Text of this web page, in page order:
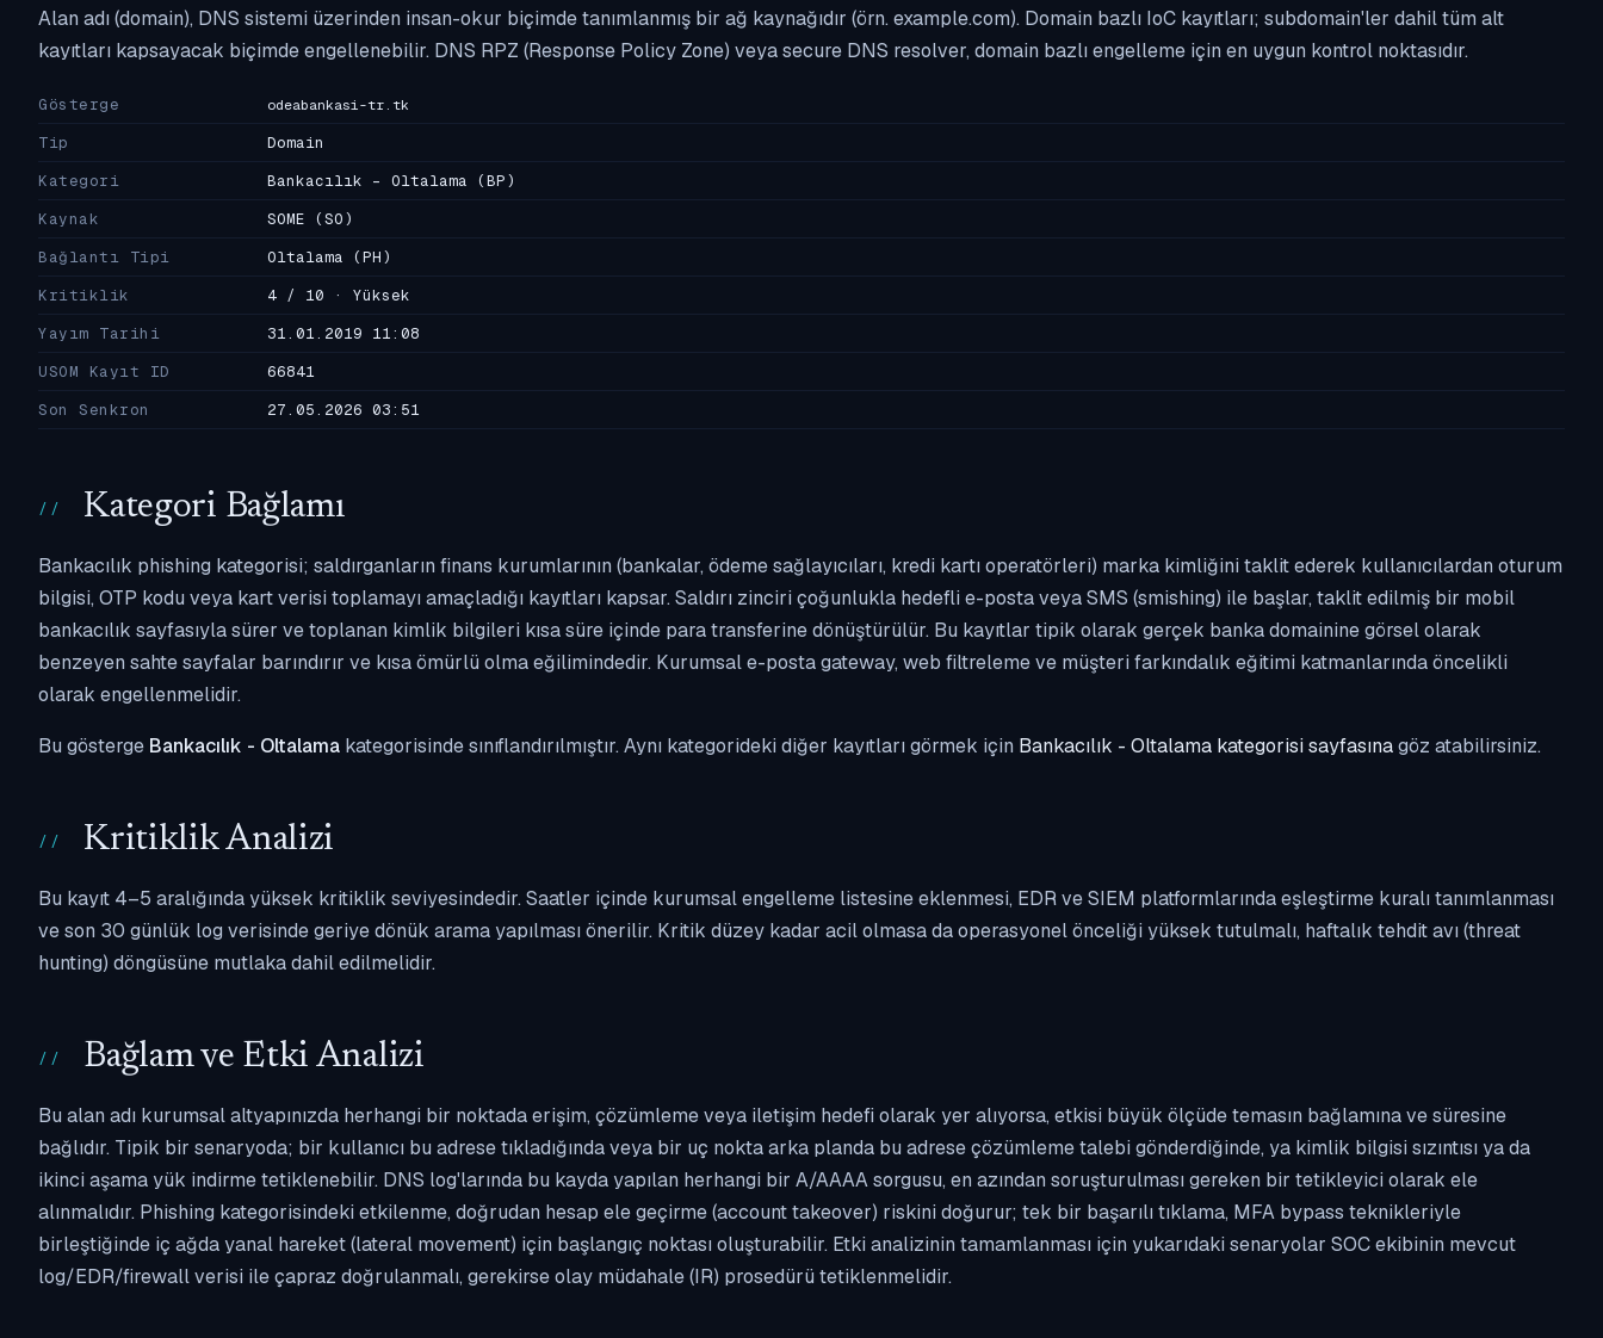
Alan adı (domain), DNS sistemi üzerinden insan-okur biçimde tanımlanmış bir ağ kaynağıdır (örn. example.com). Domain bazlı IoC kayıtları; subdomain'ler dahil tüm alt
kayıtları kapsayacak biçimde engellenebilir. DNS RPZ (Response Policy Zone) veya secure DNS resolver, domain bazlı engelleme için en uygun kontrol noktasıdır.
Gösterge odeabankasi-tr.tk
Tip
Domain
Kategori
Bankacılık - Oltalama (BP)
Kaynak
SOME (SO)
Bağlantı Tipi
Oltalama (PH)
Kritiklik
4 / 10 · Yüksek
Yayım Tarihi
31.01.2019 11:08
USOM Kayıt ID
66841
Son Senkron
27.05.2026 03:51
Kategori Bağlamı
Bankacılık phishing kategorisi; saldırganların finans kurumlarının (bankalar, ödeme sağlayıcıları, kredi kartı operatörleri) marka kimliğini taklit ederek kullanıcılardan oturum
bilgisi, OTP kodu veya kart verisi toplamayı amaçladığı kayıtları kapsar. Saldırı zinciri çoğunlukla hedefli e-posta veya SMS (smishing) ile başlar, taklit edilmiş bir mobil
bankacılık sayfasıyla sürer ve toplanan kimlik bilgileri kısa süre içinde para transferine dönüştürülür. Bu kayıtlar tipik olarak gerçek banka domainine görsel olarak
benzeyen sahte sayfalar barındırır ve kısa ömürlü olma eğilimindedir. Kurumsal e-posta gateway, web filtreleme ve müşteri farkındalık eğitimi katmanlarında öncelikli
olarak engellenmelidir.
Bu gösterge Bankacılık - Oltalama kategorisinde sınıflandırılmıştır. Aynı kategorideki diğer kayıtları görmek için Bankacılık - Oltalama kategorisi sayfasınagöz atabilirsiniz.
Kritiklik Analizi
Bu kayıt 4–5 aralığında yüksek kritiklik seviyesindedir. Saatler içinde kurumsal engelleme listesine eklenmesi, EDR ve SIEM platformlarında eşleştirme kuralı tanımlanması
ve son 30 günlük log verisinde geriye dönük arama yapılması önerilir. Kritik düzey kadar acil olmasa da operasyonel önceliği yüksek tutulmalı, haftalık tehdit avı (threat
hunting) döngüsüne mutlaka dahil edilmelidir.
Bağlam ve Etki Analizi
Bu alan adı kurumsal altyapınızda herhangi bir noktada erişim, çözümleme veya iletişim hedefi olarak yer alıyorsa, etkisi büyük ölçüde temasın bağlamına ve süresine
bağlıdır. Tipik bir senaryoda; bir kullanıcı bu adrese tıkladığında veya bir uç nokta arka planda bu adrese çözümleme talebi gönderdiğinde, ya kimlik bilgisi sızıntısı ya da
ikinci aşama yük indirme tetiklenebilir. DNS log'larında bu kayda yapılan herhangi bir A/AAAA sorgusu, en azından soruşturulması gereken bir tetikleyici olarak ele
alınmalıdır. Phishing kategorisindeki etkilenme, doğrudan hesap ele geçirme (account takeover) riskini doğurur; tek bir başarılı tıklama, MFA bypass teknikleriyle
birleştiğinde iç ağda yanal hareket (lateral movement) için başlangıç noktası oluşturabilir. Etki analizinin tamamlanması için yukarıdaki senaryolar SOC ekibinin mevcut
log/EDR/firewall verisi ile çapraz doğrulanmalı, gerekirse olay müdahale (IR) prosedürü tetiklenmelidir.